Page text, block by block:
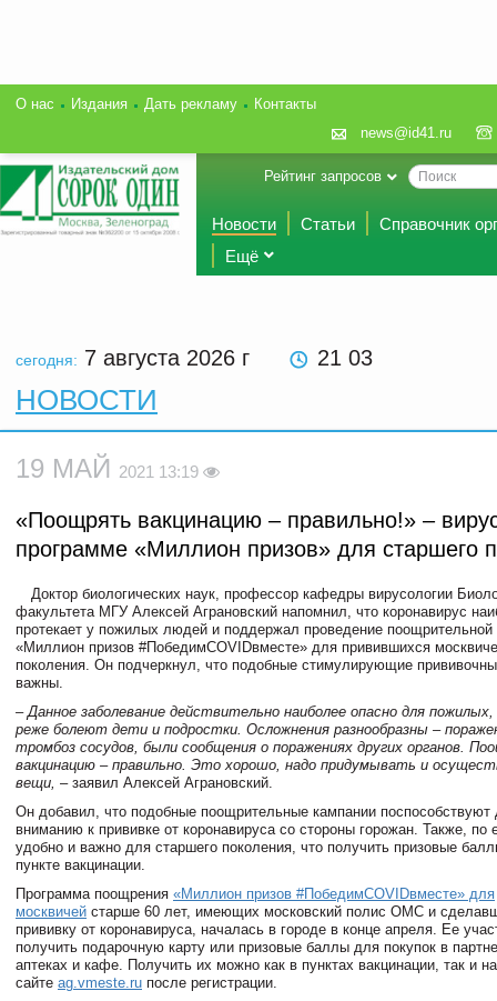
О нас Издания Дать рекламу
Контакты
news@id41.ru
Рейтинг запросов
Новости Статьи
Справочник
Ещё
сегодня: 7 августа 2026 г 21 03
НОВОСТИ
19 МАЙ 2021 13:19
«Поощрять вакцинацию – правильно!» –
программе «Миллион призов» для старшего
Доктор биологических наук, профессор кафедры вирусологии
факультета МГУ Алексей Аграновский напомнил, что коронавирус
протекает у пожилых людей и поддержал проведение
«Миллион призов #ПобедимCOVIDвместе» для привившихся
поколения. Он подчеркнул, что подобные стимулирующие
важны.
– Данное заболевание действительно наиболее опасно для
реже болеют дети и подростки. Осложнения разнообразны –
тромбоз сосудов, были сообщения о поражениях других органов.
вакцинацию – правильно. Это хорошо, надо придумывать и
вещи, – заявил Алексей Аграновский.
Он добавил, что подобные поощрительные кампании поспособствуют
вниманию к прививке от коронавируса со стороны горожан. Также, по
удобно и важно для старшего поколения, что получить призовые
пункте вакцинации.
Программа поощрения «Миллион призов #ПобедимCOVIDвместе» для
москвичей старше 60 лет, имеющих московский полис ОМС и
прививку от коронавируса, началась в городе в конце апреля. Ее
получить подарочную карту или призовые баллы для покупок в
аптеках и кафе. Получить их можно как в пунктах вакцинации, так и на
сайте ag.vmeste.ru после регистрации.